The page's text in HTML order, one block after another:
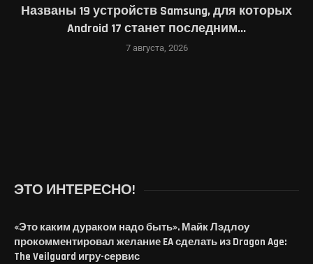
Названы 19 устройств Samsung, для которых
Android 17 станет последним...
7 августа, 2026
ЭТО ИНТЕРЕСНО!
«Это каким дураком надо быть». Майк Лэдлоу
прокомментировал желание EA сделать из Dragon Age:
The Veilguard игру-сервис